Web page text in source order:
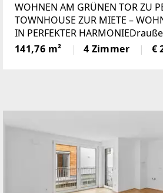
WOHNEN AM GRÜNEN TOR ZU
TOWNHOUSE ZUR MIETE –
IN PERFEKTER
Sommer – drinnen genießen Sie
Deckenkühlung und
141,76 m² 4 Zimmer €